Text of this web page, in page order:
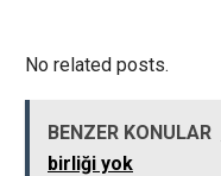
No related posts.
BENZER KONULAR
birliği yok